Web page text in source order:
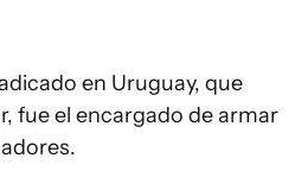
en Uruguay, que
fue el encargado de armar